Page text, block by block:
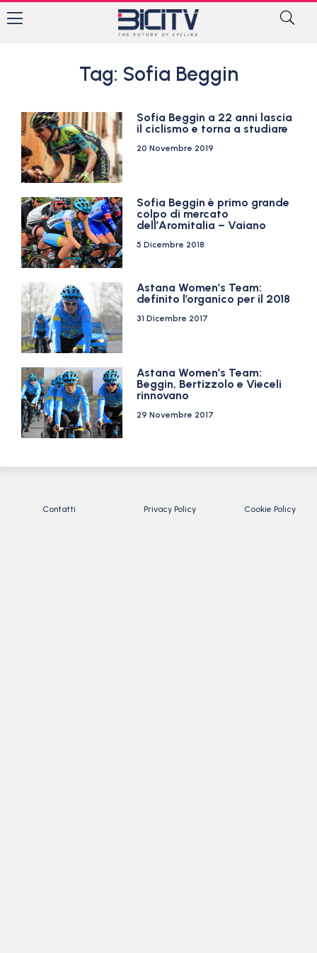
Tag: Sofia Beggin
Sofia Beggin a 22 anni lascia
il ciclismo e torna a studiare
20 Novembre 2019
Sofia Beggin è primo grande
colpo di mercato
dell’Aromitalia – Vaiano
5 Dicembre 2018
Astana Women’s Team:
definito l’organico per il 2018
31 Dicembre 2017
Astana Women’s Team:
Beggin, Bertizzolo e Vieceli
rinnovano
29 Novembre 2017
Contatti Privacy Policy Cookie Policy